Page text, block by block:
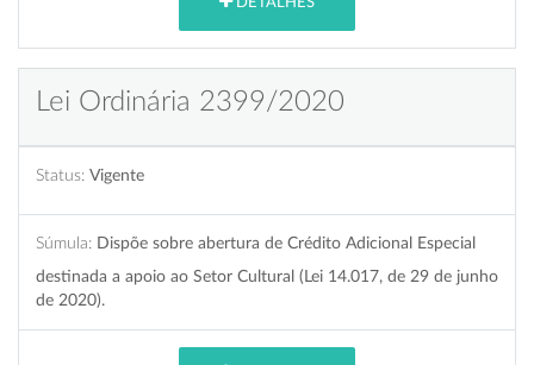
DETALHES
Lei Ordinária 2399/2020
Status: Vigente
Súmula: Dispõe sobre abertura de Crédito Adicional Especial
destinada a apoio ao Setor Cultural (Lei 14.017, de 29 de junho
de 2020).